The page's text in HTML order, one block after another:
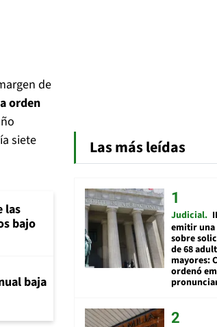
de
orden
siete
las
bajo
baja
Las más leídas
Judicial
emitir
sobre
de 68
mayores:
ordenó